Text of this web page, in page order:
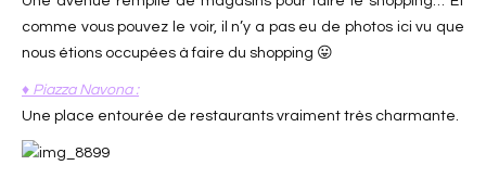
comme vous pouvez le voir, il n’y a pas eu de photos ici vu que
nous étions occupées à faire du shopping 😛
♦ Piazza Navona :
Une place entourée de restaurants vraiment très charmante.